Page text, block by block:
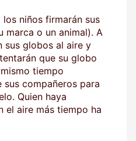
los niños firmarán sus
marca o un animal). A
sus globos al aire y
que su globo
tiempo
compañeros para
Quien haya
el aire más tiempo ha